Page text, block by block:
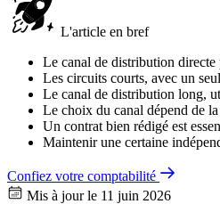
L'article en bref
Le canal de distribution directe
Les circuits courts, avec un
Le canal de distribution long,
Le choix du canal dépend de
Un contrat bien rédigé est
Maintenir une certaine
Confiez votre comptabilité
Mis à jour le 11 juin 2026